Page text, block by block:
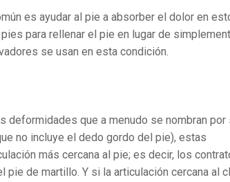
es ayudar al pie a absorber el dolor en
para rellenar el pie en lugar de
se usan en esta condición.
deformidades que a menudo se nombran por
no incluye el dedo gordo del pie), estas
más cercana al pie; es decir, los
de martillo. Y si la articulación cercana al